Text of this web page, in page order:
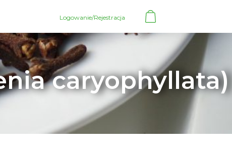
Logowanie/Rejestracja
caryophyllata)